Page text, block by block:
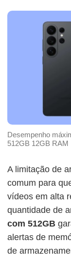
Desempenho
512GB 12GB RAM
A limitação de
comum para
vídeos em alta
quantidade de
com 512GB
alertas de
de